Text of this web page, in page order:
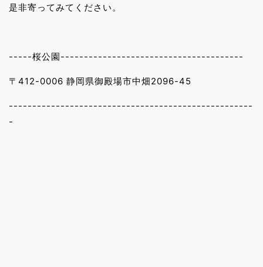
是非寄ってみてください。
-----桜公園---------------------------------------
〒412-0006 静岡県御殿場市中畑2096-45
----------------------------------------------------
-